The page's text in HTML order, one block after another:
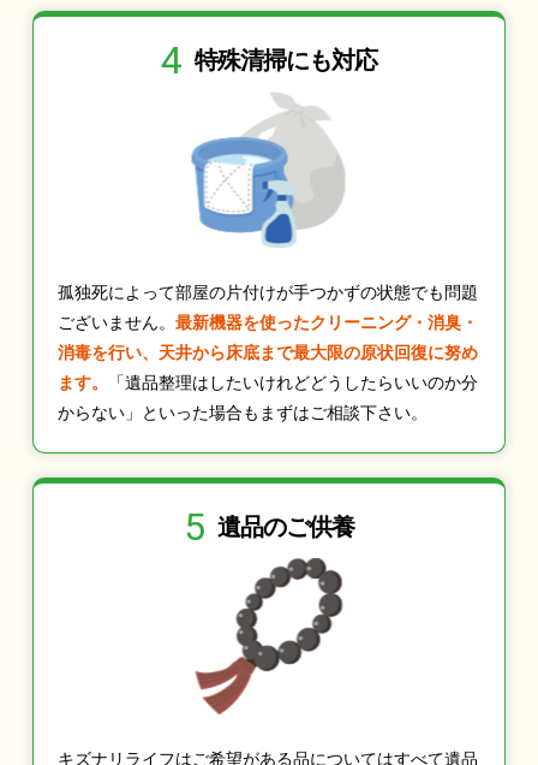
4 特殊清掃にも対応
孤独死によって部屋の片付けが手つかずの状態でも問題
ございません。 最新機器を使ったクリーニング・消臭・
消毒を行い、天井から床底まで最大限の原状回復に努め
ます。
「遺品整理はしたいけれどどうしたらいいのか分
からない」といった場合もまずはご相談下さい。
5 遺品のご供養
キズナリライフはご希望がある品についてはすべて遺品